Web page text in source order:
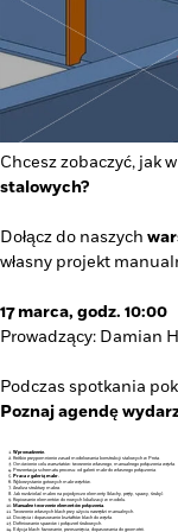
Chcesz zobaczyć, jak
stalowych?
Dołącz do naszych
własny projekt
17 marca, godz. 10:00
Prowadzący: Damian
Podczas spotkania
Poznaj agendę
Wprowadzenie.
Krótkie przypomnienie zasad modelowania konstrukcji stalowych w Prota.
Omówienie celu warsztatów: tworzenie własnego, manualnego połączenia węzła.
Prezentacja schematu procesu: od galerii makr do własnego połączenia.
Praca z galerią makr.
Wykorzystanie gotowych makr węzłów.
Analiza struktury makra.
Jak rozdzielać makro na pojedyncze elementy (blachy, pręty, spawy, śruby).
Kopiowanie elementów do nowych lokalizacji w modelu.
Manualne tworzenie elementów połączenia.
Tworzenie własnych blach przy użyciu narzędzi manualnych.
Docięcia i dopasowanie kształtów blach do węzła.
Definiowanie spawów i połączeń śrubowych.
Edycja blach: fazowanie, przesunięcia, dopasowania do geometrii.